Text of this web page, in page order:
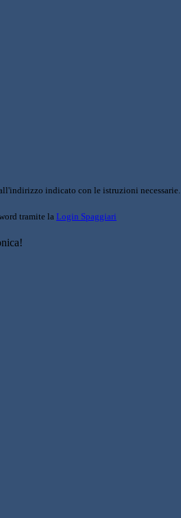
indicato con le istruzioni necessarie.
tramite la Login Spaggiari